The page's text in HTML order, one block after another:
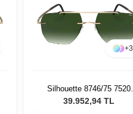
+3
Silhouette 8746/75 7520
Erkek Güneş Gözlüğü
39.952,94 TL